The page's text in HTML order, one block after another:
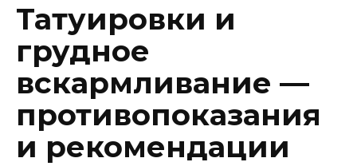
Татуировки и
грудное
вскармливание —
противопоказания
и рекомендации